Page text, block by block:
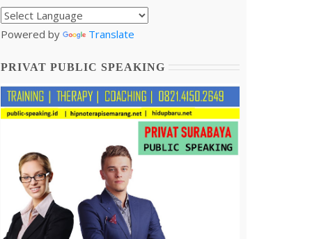
Powered by Translate
PRIVAT PUBLIC SPEAKING